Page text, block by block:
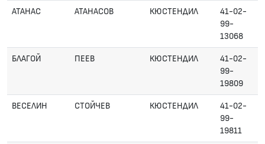
АТАНАС АТАНАСОВ КЮСТЕНДИЛ
41-02-
99-
13068
БЛАГОЙ ПЕЕВ КЮСТЕНДИЛ
41-02-
99-
19809
ВЕСЕЛИН СТОЙЧЕВ КЮСТЕНДИЛ
41-02-
99-
19811